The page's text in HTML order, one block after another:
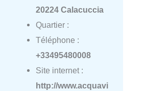
20224 Calacuccia
Quartier :
Téléphone :
+33495480008
Site internet :
http://www.acquavi